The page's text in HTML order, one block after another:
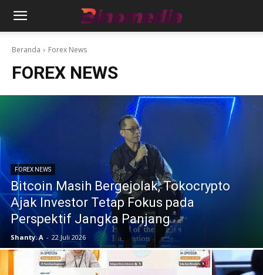
Beranda Forex News
FOREX NEWS
FOREX NEWS
Bitcoin Masih Bergejolak, Tokocrypto
Ajak Investor Tetap Fokus pada
Perspektif Jangka Panjang
Shanty. A - 22 Juli 2026